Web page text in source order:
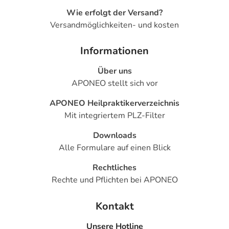
eingenommen werden, wenn Sie überempfindlich
sonstigen Bestandteile dieses Arzneimittels sind.
Jahren wird nicht empfohlen, da entsprechende Daten zu
dieser Altersgruppe fehlen.
Bitte verwenden Sie dieses Arzneimittel nicht mehr nach
dem auf der Packung oder der Umverpackung
angegebenen Verfallsdatum. Das Verfallsdatum bezieht
sich auf den letzten Tag des angegebenen Monats.
Wie erfolgt der Versand?
Versandmöglichkeiten- und kosten
Informationen
Über uns
APONEO stellt sich vor
APONEO Heilpraktikerverzeichnis
Mit integriertem PLZ-Filter
Downloads
Alle Formulare auf einen Blick
Rechtliches
Rechte und Pflichten bei APONEO
Kontakt
Unsere Hotline